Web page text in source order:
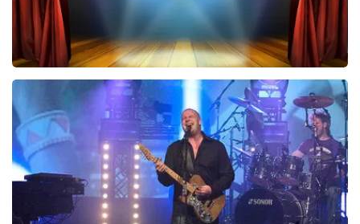
40 45 De Musical
426laatste 30 minuten
BESTEL NU